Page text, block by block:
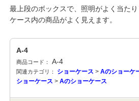
最上段のボックスで、照明がよく当た
ケース内の商品がよく見えます。
A-4
商品コード： A-4
関連カテゴリ： ショーケース > Aのショーケ
ショーケース > Aのショーケース